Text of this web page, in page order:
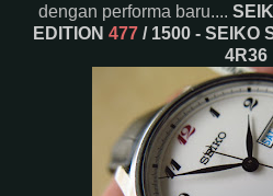
dengan performa baru....
EDITION 477 / 1500 - SEIKO
4R36